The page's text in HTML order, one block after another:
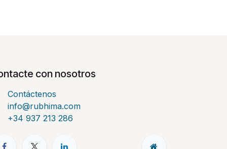
con nosotros
Contáctenos
info@rubhima.com
+34 937 213 286